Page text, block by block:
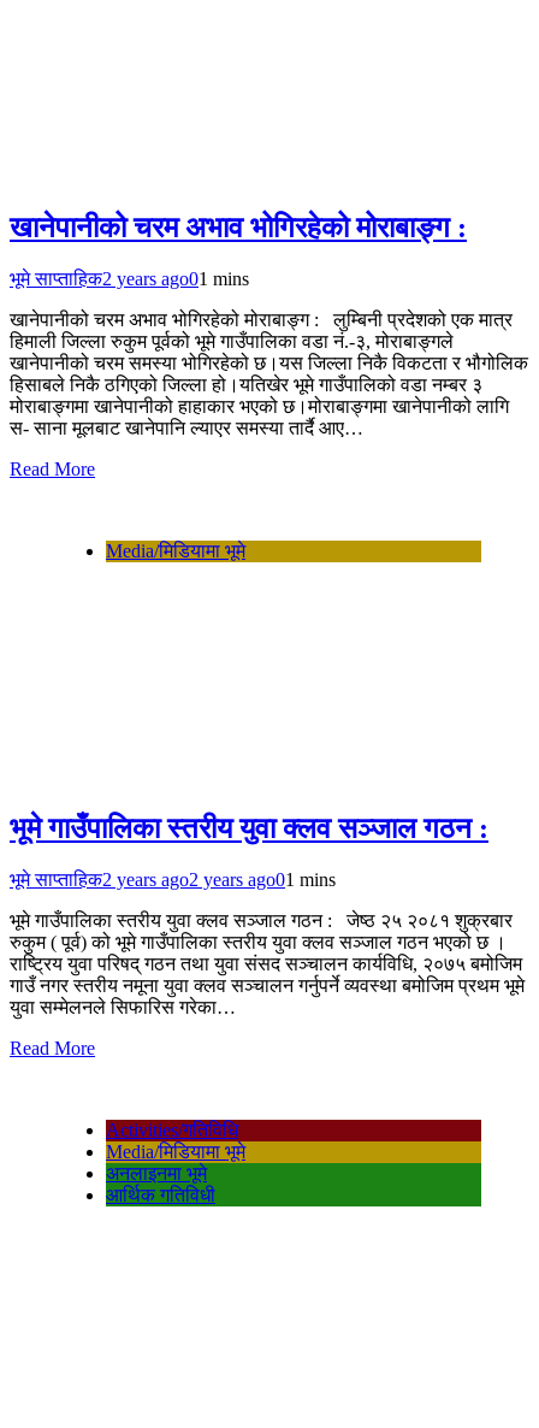
खानेपानीको चरम अभाव भोगिरहेको मोराबाङ्ग :
भूमे साप्ताहिक2 years ago01 mins
खानेपानीको चरम अभाव भोगिरहेको मोराबाङ्ग : लुम्बिनी प्रदेशको एक मात्र
हिमाली जिल्ला रुकुम पूर्वको भूमे गाउँपालिका वडा नं.-३, मोराबाङ्गले
खानेपानीको चरम समस्या भोगिरहेको छ।यस जिल्ला निकै विकटता र भौगोलिक
हिसाबले निकै ठगिएको जिल्ला हो।यतिखेर भूमे गाउँपालिको वडा नम्बर ३
मोराबाङ्गमा खानेपानीको हाहाकार भएको छ।मोराबाङ्गमा खानेपानीको लागि
स- साना मूलबाट खानेपानि ल्याएर समस्या तार्दै आए…
Read More
Media/मिडियामा भूमे
भूमे गाउँपालिका स्तरीय युवा क्लव सञ्जाल गठन :
भूमे साप्ताहिक2 years ago2 years ago01 mins
भूमे गाउँपालिका स्तरीय युवा क्लव सञ्जाल गठन : जेष्ठ २५ २०८१ शुक्रबार
रुकुम ( पूर्व) को भूमे गाउँपालिका स्तरीय युवा क्लव सञ्जाल गठन भएको छ ।
राष्ट्रिय युवा परिषद् गठन तथा युवा संसद सञ्चालन कार्यविधि, २०७५ बमोजिम
गाउँ नगर स्तरीय नमूना युवा क्लव सञ्चालन गर्नुपर्ने व्यवस्था बमोजिम प्रथम भूमे
युवा सम्मेलनले सिफारिस गरेका…
Read More
Activities/गतिविधि
Media/मिडियामा भूमे
अनलाइनमा भूमे
आर्थिक गतिविधी